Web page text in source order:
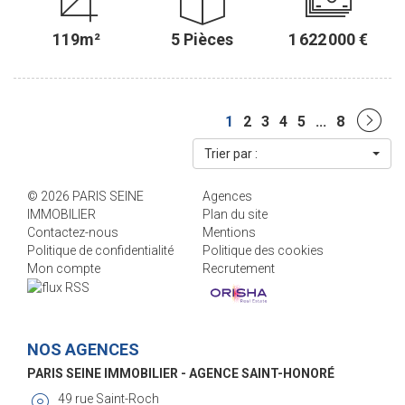
Entièrement sur JARDIN, il est au CALME ABSOLU et bénéficie d'une
agréable vue, sans vis-à-vis. Il comprend : une entrée, un
séjour/salle à manger donnant sur un BALCON exposé SUD-EST
séparée (possibilité ouverte), trois chambres, une salle de bains,
Modulable, il est possible d'aménager ce bien en fonction de vos
possible d'acquérir une place de parking, en sus du prix, dans la
Agences au Coeur de Paris !! et 3 Agences dans le 6ème
arrondissement : Agence Cherche-Midi - 59 rue du Cherche-Midi -
PARIS 6 Agence Sèvres/Vaneau - 85 rue de Sèvres - PARIS 6
Agence Rennes/Saint-Germain - 83 rue de Rennes - PARIS 6
(ACHAT - VENTE - LOCATION - GESTION - SUCCESSION -
ÉVALUATION OFFERTE SOUS 24 H).
119m² 5 Pièces 1 622 000 €
1 2 3 4 5 ... 8
Trier par :
© 2026 PARIS SEINE
IMMOBILIER
Agences
Plan du site
Contactez-nous
Mentions
Politique de confidentialité
Politique des cookies
Mon compte
Recrutement
NOS AGENCES
PARIS SEINE IMMOBILIER - AGENCE SAINT-HONORÉ
49 rue Saint-Roch